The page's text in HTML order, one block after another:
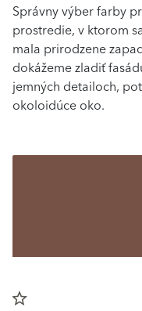
Správny výber farby
prostredie, v ktorom
mala prirodzene
dokážeme zladiť
jemných detailoch,
okoloidúce oko.
star_border